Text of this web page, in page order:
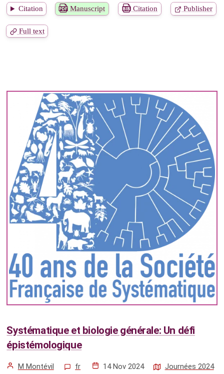
Citation Manuscript Citation Publisher
Full text
Systématique et biologie générale: Un défi
épistémologique
M Montévil fr 14 Nov 2024
Journées 2024